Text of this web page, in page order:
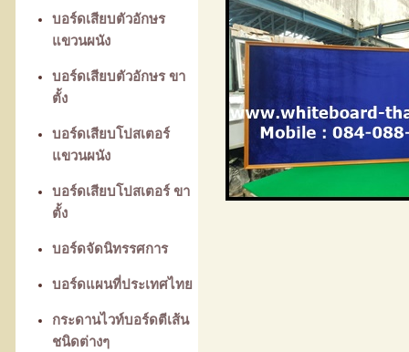
บอร์ดเสียบตัวอักษร
แขวนผนัง
บอร์ดเสียบตัวอักษร ขา
ตั้ง
บอร์ดเสียบโปสเตอร์
แขวนผนัง
บอร์ดเสียบโปสเตอร์ ขา
ตั้ง
บอร์ดจัดนิทรรศการ
บอร์ดแผนที่ประเทศไทย
กระดานไวท์บอร์ดตีเส้น
ชนิดต่างๆ